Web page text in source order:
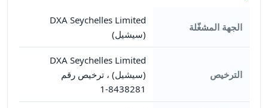
الجهة المشغّلة
DXA Seychelles Limited
(سيشيل)
الترخيص
DXA Seychelles Limited
(سيشيل) ، ترخيص رقم
8438281-1